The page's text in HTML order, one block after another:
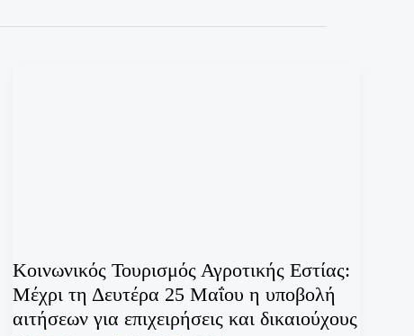
Κοινωνικός Τουρισμός Αγροτικής Εστίας:
Μέχρι τη Δευτέρα 25 Μαΐου η υποβολή
αιτήσεων για επιχειρήσεις και δικαιούχους